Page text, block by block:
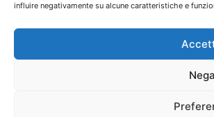
influire negativamente su alcune caratteristiche e
Nega